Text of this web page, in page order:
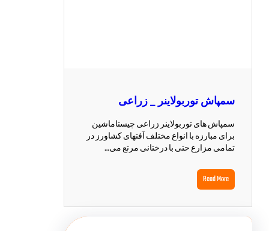
سمپاش توربولاینر _ زراعی
سمپاش های توربولاینر زراعی چیستاماشین
برای مبارزه با انواع مختلف آفتهای کشاورز در
تمامی مزارع حتی با درختانی مرتع می…
Read More